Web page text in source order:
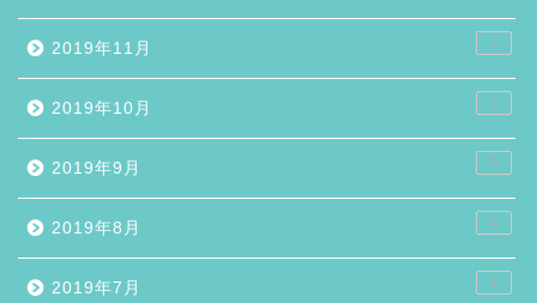
2019年11月 7
2019年10月 2
2019年9月 3
2019年8月 4
2019年7月 1